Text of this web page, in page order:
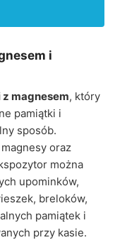
i
magnesem, który
pamiątki i
sposób.
oraz
można
upominków,
breloków,
pamiątek i
przy kasie.